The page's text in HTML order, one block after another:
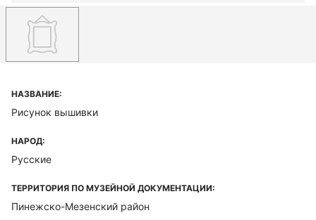
НАЗВАНИЕ:
Рисунок вышивки
НАРОД:
Русские
ТЕРРИТОРИЯ ПО МУЗЕЙНОЙ ДОКУМЕНТАЦИИ:
Пинежско-Мезенский район